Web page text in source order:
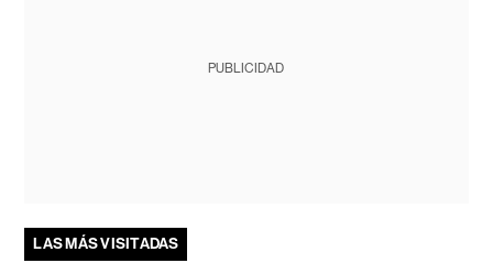
PUBLICIDAD
LAS MÁS VISITADAS